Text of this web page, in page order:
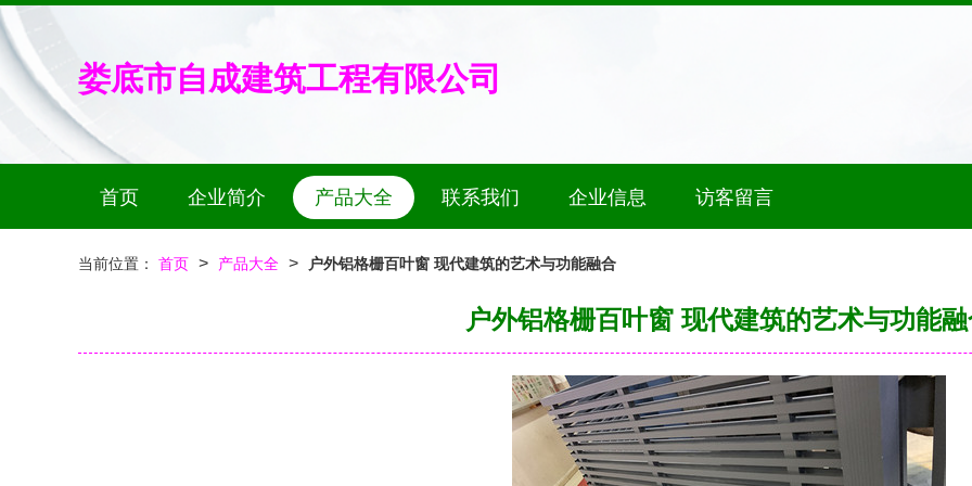
娄底市自成建筑工程有限公司
首页 企业简介 产品大全 联系我们 企业信息 访客留言
当前位置： 首页 > 产品大全 > 户外铝格栅百叶窗 现代建筑的艺术与功能融合
户外铝格栅百叶窗 现代建筑的艺术与功能